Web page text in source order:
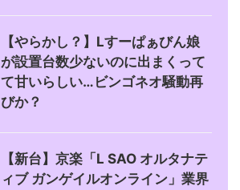
【やらかし？】Lすーぱぁびん娘
が設置台数少ないのに出まくって
て甘いらしい…ビンゴネオ騒動再
びか？
【新台】京楽「L SAO オルタナテ
ィブ ガンゲイルオンライン」業界